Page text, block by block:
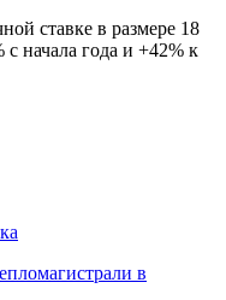
ставке в размере 18
с начала года и +42% к
в